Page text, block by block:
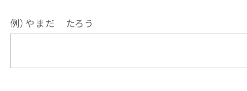
例）やまだ たろう